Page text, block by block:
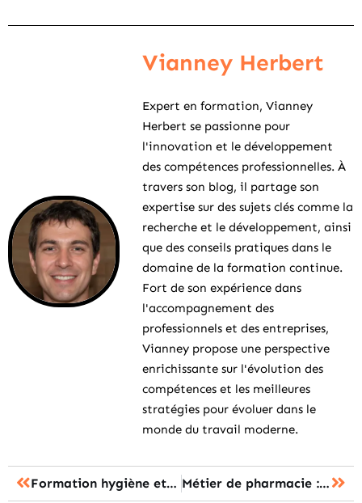
Vianney Herbert
Expert en formation, Vianney
Herbert se passionne pour
l'innovation et le développement
des compétences professionnelles. À
travers son blog, il partage son
expertise sur des sujets clés comme la
recherche et le développement, ainsi
que des conseils pratiques dans le
domaine de la formation continue.
Fort de son expérience dans
l'accompagnement des
professionnels et des entreprises,
Vianney propose une perspective
enrichissante sur l'évolution des
compétences et les meilleures
stratégies pour évoluer dans le
monde du travail moderne.
Formation hygiène et salubrité en ligne cpf : les étapes pour valider votre attestation Métier de pharmacie : les 7 parcours pour une carrière d’avenir